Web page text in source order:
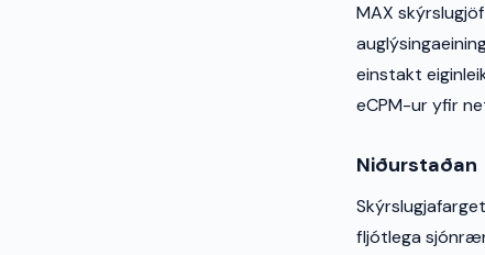
MAX
einstakt
eCPM-ur yfir
Niðurstaðan
fljótlega